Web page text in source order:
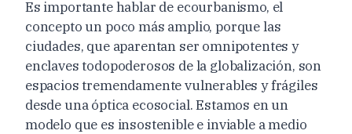
Es importante hablar de ecourbanismo, el
concepto un poco más amplio, porque las
ciudades, que aparentan ser omnipotentes y
enclaves todopoderosos de la globalización, son
espacios tremendamente vulnerables y frágiles
desde una óptica ecosocial. Estamos en un
modelo que es insostenible e inviable a medio